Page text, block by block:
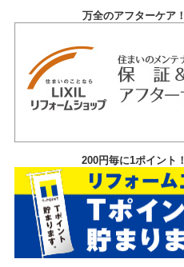
万全のアフターケア！
200円毎に1ポイント！